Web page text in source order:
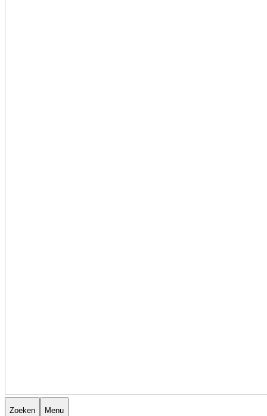
Zoeken Menu